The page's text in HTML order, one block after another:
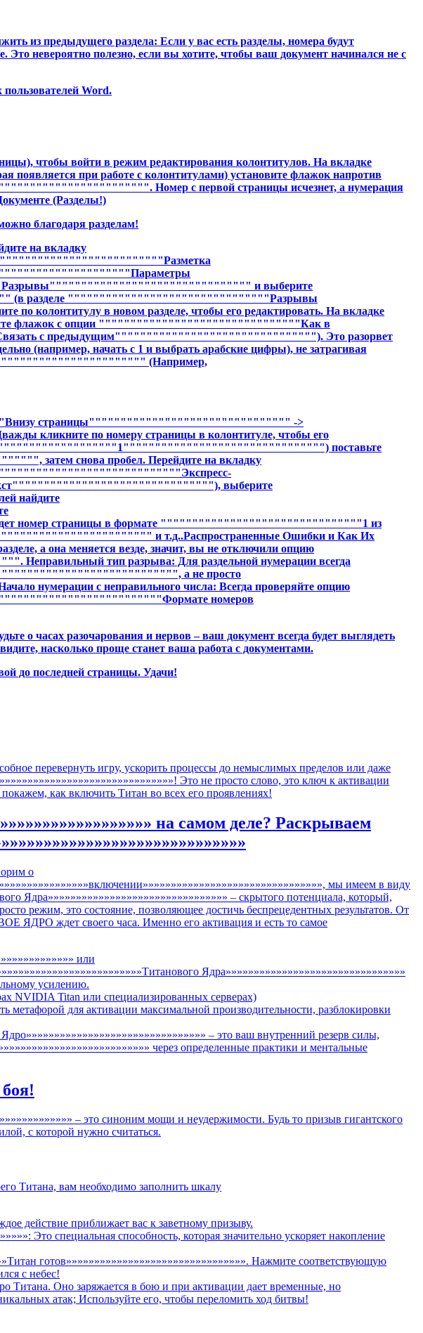
из предыдущего раздела: Если у вас есть разделы, номера будут
невероятно полезно, если вы хотите, чтобы ваш документ начинался не с
Word.
чтобы войти в режим редактирования колонтитулов. На вкладке
при работе с колонтитулами) установите флажок напротив
Номер с первой страницы исчезнет, а нумерация
(Разделы!)
благодаря разделам!
на вкладку
и выберите
разделе """"""""""""""""""""""""""""""""Разрывы
в новом разделе, чтобы его редактировать. На вкладке
с опции """"""""""""""""""""""""""""""""Как в
с предыдущим""""""""""""""""""""""""""""""""). Это разорвет
(например, начать с 1 и выбрать арабские цифры), не затрагивая
(Например,
страницы"""""""""""""""""""""""""""""""" ->
по номеру страницы в колонтитуле, чтобы его
поставьте
снова пробел. Перейдите на вкладку
выберите
страницы в формате """"""""""""""""""""""""""""""""1 из
и т.д..Распространенные Ошибки и Как Их
а она меняется везде, значит, вы не отключили опцию
тип разрыва: Для раздельной нумерации всегда
а не просто
с неправильного числа: Всегда проверяйте опцию
номеров
о часах разочарования и нервов – ваш документ всегда будет выглядеть
насколько проще станет ваша работа с документами.
до последней страницы. Удачи!
перевернуть игру, ускорить процессы до немыслимых пределов или даже
Это не просто слово, это ключ к активации
как включить Титан во всех его проявлениях!
на самом деле? Раскрываем
о
мы имеем в виду
Ядра»»»»»»»»»»»»»»»»»»»»»»»»»»»»»»»» – скрытого потенциала, который,
режим, это состояние, позволяющее достичь беспрецедентных результатов. От
ЯДРО ждет своего часа. Именно его активация и есть то самое
или
Ядра»»»»»»»»»»»»»»»»»»»»»»»»»»»»»»»»
усилению.
NVIDIA Titan или специализированных серверах)
для активации максимальной производительности, разблокировки
– это ваш внутренний резерв силы,
через определенные практики и ментальные
– это синоним мощи и неудержимости. Будь то призыв гигантского
с которой нужно считаться.
Титана, вам необходимо заполнить шкалу
действие приближает вас к заветному призыву.
Это специальная способность, которая значительно ускоряет накопление
готов»»»»»»»»»»»»»»»»»»»»»»»»»»»»»»»». Нажмите соответствующую
с небес!
Титана. Оно заряжается в бою и при активации дает временные, но
атак; Используйте его, чтобы переломить ход битвы!